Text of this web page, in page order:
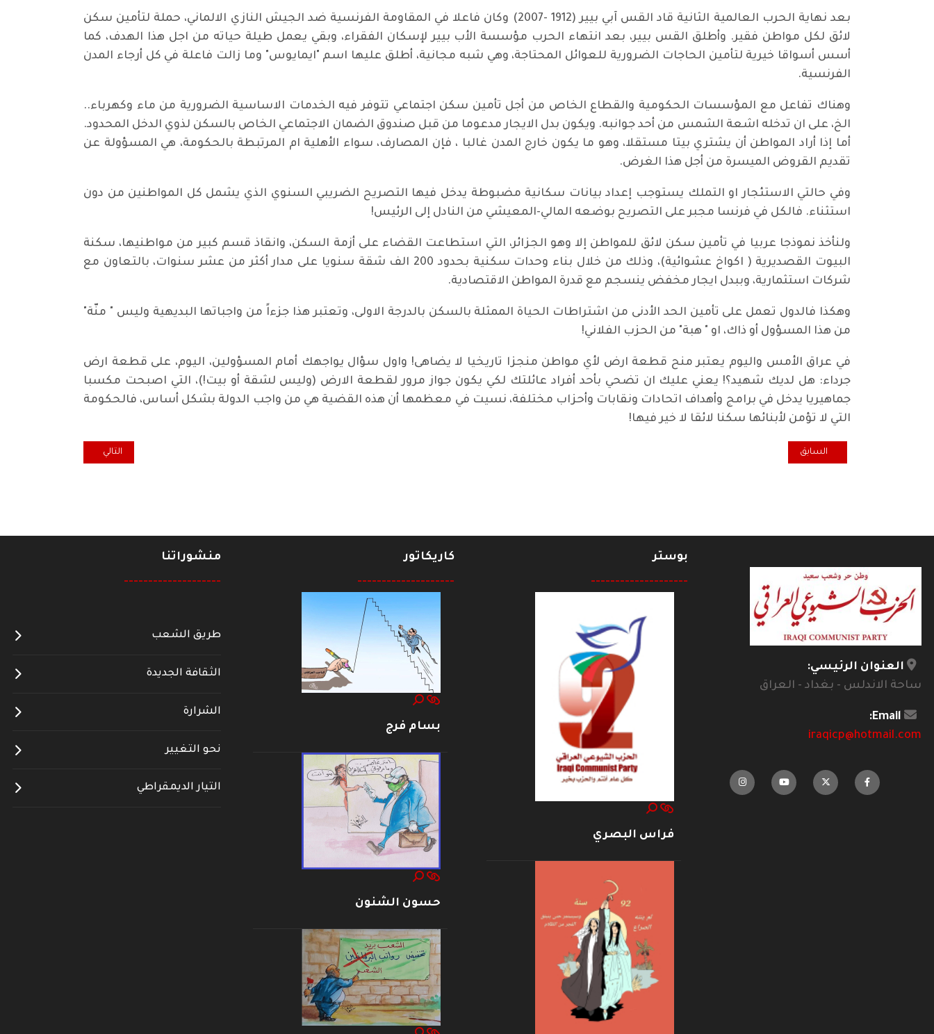
بعد نهاية الحرب العالمية الثانية قاد القس آبي بيير (1912 -2007) وكان فاعلا في المقاومة الفرنسية ضد الجيش النازي الالماني، حملة لتأمين سكن
لائق لكل مواطن فقير. وأطلق القس بيير، بعد انتهاء الحرب مؤسسة الأب بيير لإسكان الفقراء، وبقي يعمل طيلة حياته من اجل هذا الهدف، كما
أسس أسواقا خيرية لتأمين الحاجات الضرورية للعوائل المحتاجة، وهي شبه مجانية، أطلق عليها اسم "ايمايوس" وما زالت فاعلة في كل أرجاء المدن
الفرنسية.
وهناك تفاعل مع المؤسسات الحكومية والقطاع الخاص من أجل تأمين سكن اجتماعي تتوفر فيه الخدمات الاساسية الضرورية من ماء وكهرباء..
الخ، على ان تدخله اشعة الشمس من أحد جوانبه. ويكون بدل الايجار مدعوما من قبل صندوق الضمان الاجتماعي الخاص بالسكن لذوي الدخل المحدود.
أما إذا أراد المواطن أن يشتري بيتا مستقلا، وهو ما يكون خارج المدن غالبا ، فإن المصارف، سواء الأهلية ام المرتبطة بالحكومة، هي المسؤولة عن
تقديم القروض الميسرة من أجل هذا الغرض.
وفي حالتي الاستئجار او التملك يستوجب إعداد بيانات سكانية مضبوطة يدخل فيها التصريح الضريبي السنوي الذي يشمل كل المواطنين من دون
استثناء. فالكل في فرنسا مجبر على التصريح بوضعه المالي-المعيشي من النادل إلى الرئيس!
ولنأخذ نموذجا عربيا في تأمين سكن لائق للمواطن إلا وهو الجزائر، التي استطاعت القضاء على أزمة السكن، وانقاذ قسم كبير من مواطنيها، سكنة
البيوت القصديرية ( اكواخ عشوائية)، وذلك من خلال بناء وحدات سكنية بحدود 200 الف شقة سنويا على مدار أكثر من عشر سنوات، بالتعاون مع
شركات استثمارية، وببدل ايجار مخفض ينسجم مع قدرة المواطن الاقتصادية.
وهكذا فالدول تعمل على تأمين الحد الأدنى من اشتراطات الحياة الممثلة بالسكن بالدرجة الاولى، وتعتبر هذا جزءاً من واجباتها البديهية وليس " منّة"
من هذا المسؤول أو ذاك، او " هبة" من الحزب الفلاني!
في عراق الأمس واليوم يعتبر منح قطعة ارض لأي مواطن منجزا تاريخيا لا يضاهى! واول سؤال يواجهك أمام المسؤولين، اليوم، على قطعة ارض
جرداء: هل لديك شهيد؟! يعني عليك ان تضحي بأحد أفراد عائلتك لكي يكون جواز مرور لقطعة الارض (وليس لشقة أو بيت!)، التي اصبحت مكسبا
جماهيريا يدخل في برامج وأهداف اتحادات ونقابات وأحزاب مختلفة، نسيت في معظمها أن هذه القضية هي من واجب الدولة بشكل أساس، فالحكومة
التي لا تؤمن لأبنائها سكنا لائقا لا خير فيها!
المقال السابق: اكول... تداعيات مؤلمة على طريق بغداد – كركوك
السابق المقال التالي: كل ثلاثاء ...
التالي
العنوان الرئيسي:
ساحة الاندلس - بغداد - العراق
Email:
iraqicp@hotmail.com
بوستر
--------------------
فراس البصري
كاريكاتور
--------------------
بسام فرج
حسون الشنون
منشوراتنا
--------------------
طريق الشعب
الثقافة الجديدة
الشرارة
نحو التغيير
التيار الديمقراطي